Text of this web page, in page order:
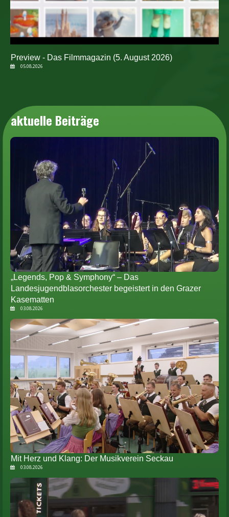
Preview - Das Filmmagazin (5. August 2026)
05.08.2026
aktuelle Beiträge
„Legends, Pop & Symphony“ – Das
Landesjugendblasorchester begeistert in den Grazer
Kasematten
03.08.2026
Mit Herz und Klang: Der Musikverein Seckau
03.08.2026